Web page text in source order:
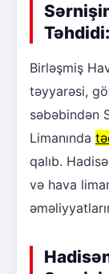
Birləşmiş
təyyarəsi,
səbəbindən
Limanında
qalıb.
və hava